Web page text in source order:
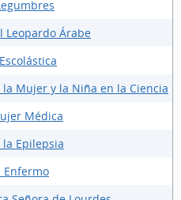
Leopardo Árabe
Mujer y la Niña en la Ciencia
Médica
Epilepsia
Enfermo